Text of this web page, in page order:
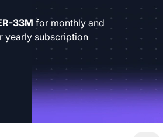
33M for monthly and
yearly subscription